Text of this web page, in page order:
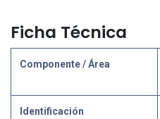
Ficha Técnica
Componente / Área
Identificación